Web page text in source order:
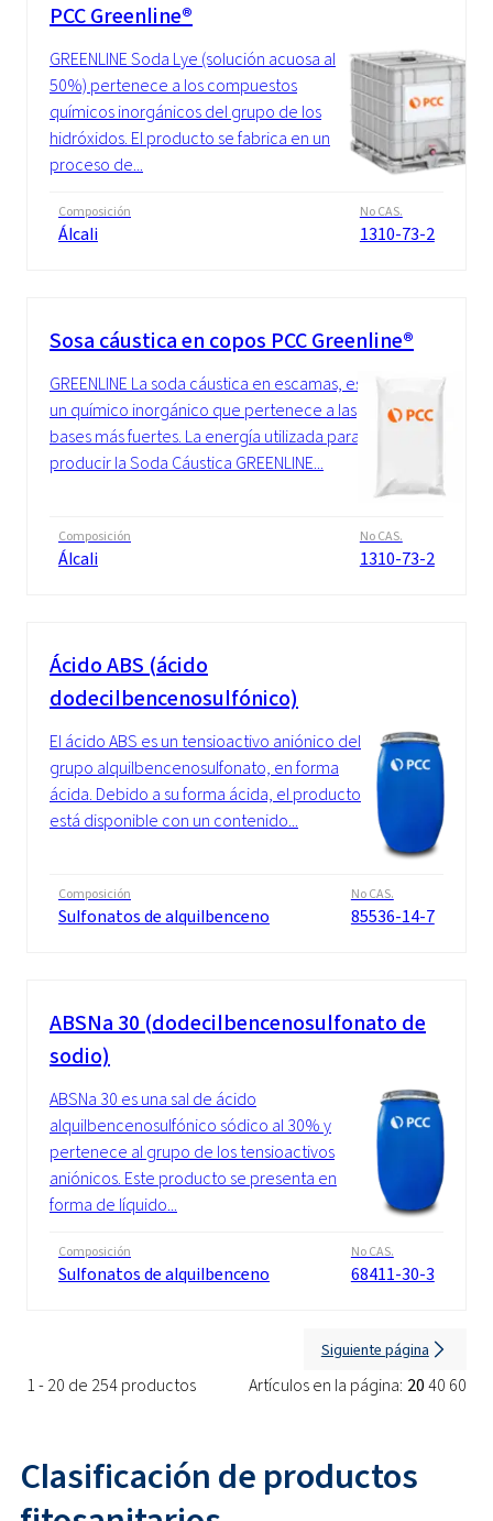
PCC Greenline®
GREENLINE Soda Lye (solución acuosa al
50%) pertenece a los compuestos
químicos inorgánicos del grupo de los
hidróxidos. El producto se fabrica en un
proceso de...
Composición
Álcali
No CAS.
1310-73-2
Sosa cáustica en copos PCC Greenline®
GREENLINE La soda cáustica en escamas, es
un químico inorgánico que pertenece a las
bases más fuertes. La energía utilizada para
producir la Soda Cáustica GREENLINE...
Composición
Álcali
No CAS.
1310-73-2
Ácido ABS (ácido
dodecilbencenosulfónico)
El ácido ABS es un tensioactivo aniónico del
grupo alquilbencenosulfonato, en forma
ácida. Debido a su forma ácida, el producto
está disponible con un contenido...
Composición
Sulfonatos de alquilbenceno
No CAS.
85536-14-7
ABSNa 30 (dodecilbencenosulfonato de
sodio)
ABSNa 30 es una sal de ácido
alquilbencenosulfónico sódico al 30% y
pertenece al grupo de los tensioactivos
aniónicos. Este producto se presenta en
forma de líquido...
Composición
Sulfonatos de alquilbenceno
No CAS.
68411-30-3
1 - 20 de 254 productos Artículos en la página: 2040 60
Siguiente página
Clasificación de productos